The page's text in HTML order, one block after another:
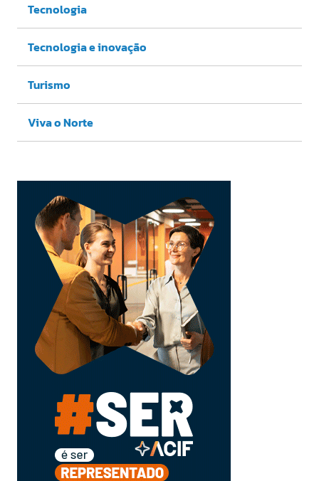
Tecnologia
Tecnologia e inovação
Turismo
Viva o Norte